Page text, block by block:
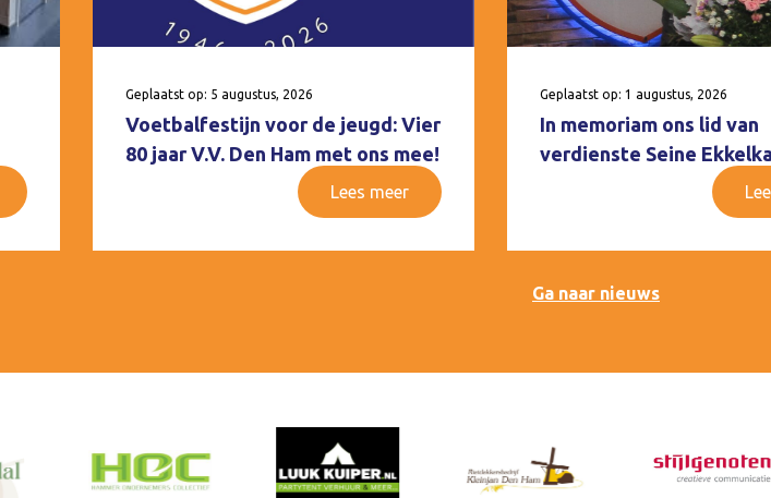
Geplaatst op: 5 augustus, 2026
Voetbalfestijn voor de jeugd: Vier
80 jaar V.V. Den Ham met ons mee!
Lees meer
Geplaatst op: 1 augustus, 2026
In memoriam ons lid van
verdienste Seine
Ga naar nieuws